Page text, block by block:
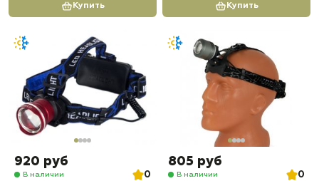
Купить Купить
920 руб
В наличии
0
805 руб
В наличии
0